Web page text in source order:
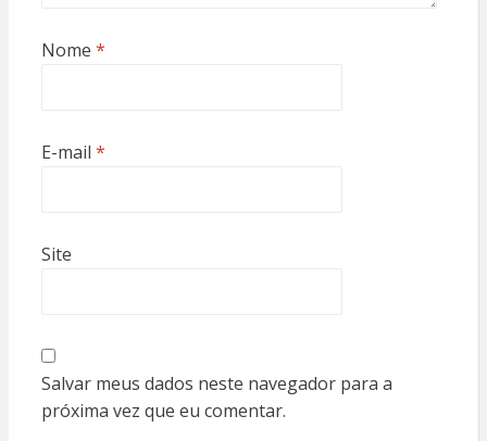
Nome *
E-mail *
Site
Salvar meus dados neste navegador para a
próxima vez que eu comentar.